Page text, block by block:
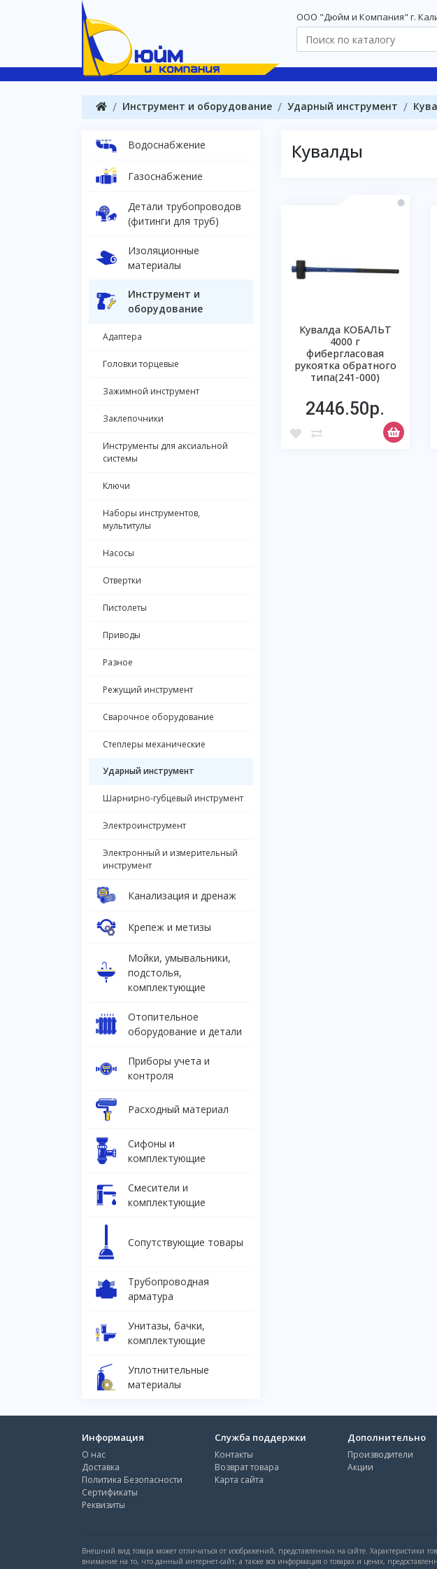
OOO "Дюйм и Компания" г.
Инструмент и оборудование Ударный инструмент
Водоснабжение
Газоснабжение
Детали трубопроводов
(фитинги для труб)
Изоляционные
материалы
Инструмент и
оборудование
Адаптера
Головки торцевые
Зажимной инструмент
Заклепочники
Инструменты для аксиальной
системы
Ключи
Наборы инструментов,
мультитулы
Насосы
Отвертки
Пистолеты
Приводы
Разное
Режущий инструмент
Сварочное оборудование
Степлеры механические
Ударный инструмент
Шарнирно-губцевый инструмент
Электроинструмент
Электронный и измерительный
инструмент
Канализация и дренаж
Крепеж и метизы
Мойки, умывальники,
подстолья,
комплектующие
Отопительное
оборудование и детали
Приборы учета и
контроля
Расходный материал
Сифоны и
комплектующие
Смесители и
комплектующие
Сопутствующие товары
Трубопроводная
арматура
Унитазы, бачки,
комплектующие
Уплотнительные
материалы
Кувалды
Кувалда КОБАЛЬТ
4000 г
фибергласовая
рукоятка обратного
типа(241-000)
2446.50р.
Информация
О нас
Доставка
Политика Безопасности
Сертификаты
Реквизиты
Служба поддержки
Контакты
Возврат товара
Карта сайта
Дополнительно
Производители
Акции
Внешний вид товара может отличаться от изображений, представленных на сайте. Характеристики
внимание на то, что данный интернет-сайт, а также вся информация о товарах и ценах,